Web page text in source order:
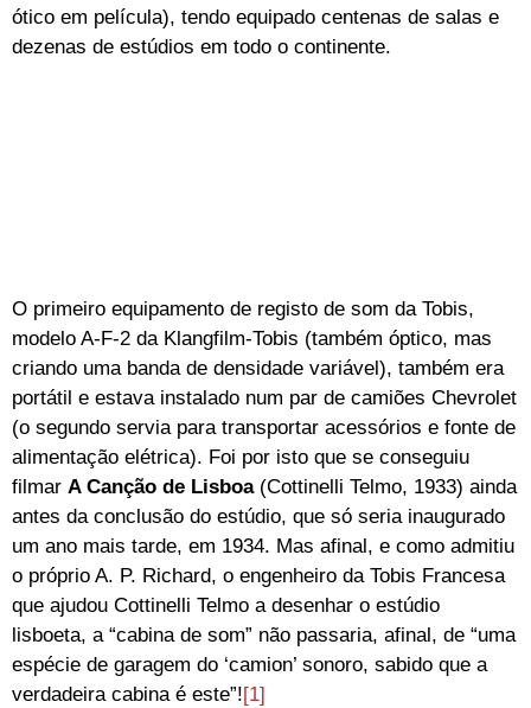
ótico em película), tendo equipado centenas de salas e
dezenas de estúdios em todo o continente.
O primeiro equipamento de registo de som da Tobis,
modelo A-F-2 da Klangfilm-Tobis (também óptico, mas
criando uma banda de densidade variável), também era
portátil e estava instalado num par de camiões Chevrolet
(o segundo servia para transportar acessórios e fonte de
alimentação elétrica). Foi por isto que se conseguiu
filmar A Canção de Lisboa(Cottinelli Telmo, 1933) ainda
antes da conclusão do estúdio, que só seria inaugurado
um ano mais tarde, em 1934. Mas afinal, e como admitiu
o próprio A. P. Richard, o engenheiro da Tobis Francesa
que ajudou Cottinelli Telmo a desenhar o estúdio
lisboeta, a “cabina de som” não passaria, afinal, de “uma
espécie de garagem do ‘camion’ sonoro, sabido que a
verdadeira cabina é este”![1]